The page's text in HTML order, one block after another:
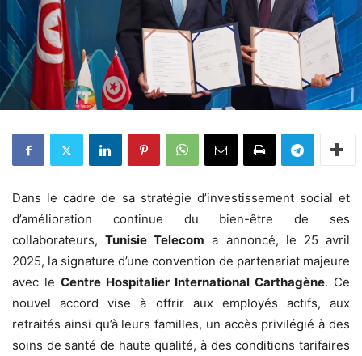
Dans le cadre de sa stratégie d’investissement social et
d’amélioration continue du bien-être de ses
collaborateurs,Tunisie Telecom a annoncé, le 25 avril
2025, la signature d’une convention de partenariat majeure
avec le Centre Hospitalier International Carthagène. Ce
nouvel accord vise à offrir aux employés actifs, aux
retraités ainsi qu’à leurs familles, un accès privilégié à des
soins de santé de haute qualité, à des conditions tarifaires